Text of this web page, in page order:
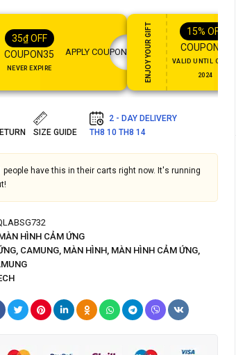
35₫ OFF
COUPON35
NEVER EXPIRE
APPLY COUPON ENJOY YOUR GIFT 15% OFF
COUPON15
VALID UNTIL OCT 31,
2024
SIZE GUIDE
2 - DAY DELIVERY
TH8 10 TH8 14
people have this in their carts right now. It's running
HÌNH CẢM ỨNG
, CAMUNG, MÀN HÌNH, MÀN HÌNH CẢM ỨNG,